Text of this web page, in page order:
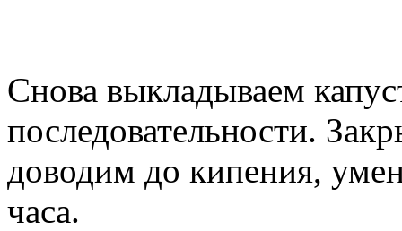
Снова выкладываем
последовательности.
доводим до кипения,
часа.